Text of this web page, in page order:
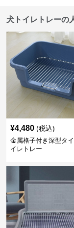
犬トイレトレーの
¥4,480 (税込)
金属格子付き深型タ
イレトレー